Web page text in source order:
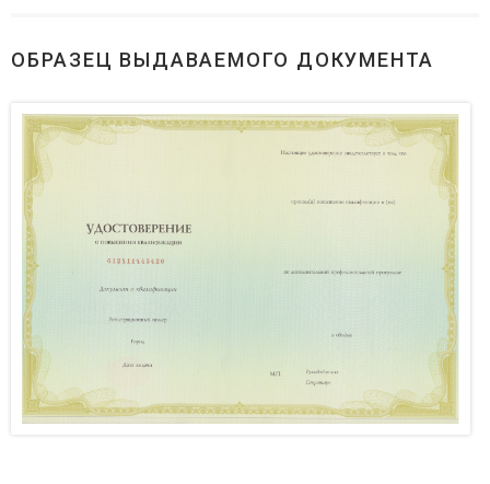
ОБРАЗЕЦ ВЫДАВАЕМОГО ДОКУМЕНТА